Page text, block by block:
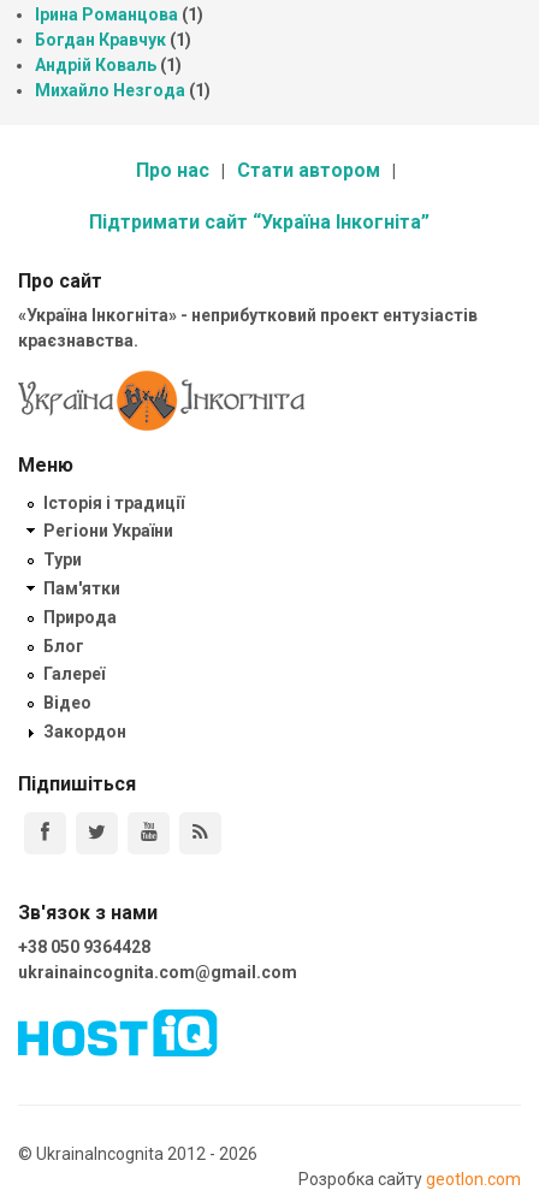
Ірина Романцова (1)
Богдан Кравчук (1)
Андрій Коваль (1)
Михайло Незгода (1)
Про нас Стати автором
Підтримати сайт “Україна Інкогніта”
Про сайт
«Україна Інкогніта» - неприбутковий проект ентузіастів
краєзнавства.
Меню
Історія і традиції
Регіони України
Тури
Пам'ятки
Природа
Блог
Галереї
Відео
Закордон
Підпишіться
Зв'язок з нами
+38 050 9364428
ukrainaincognita.com@gmail.com
© UkrainaIncognita 2012 - 2026
Розробка сайтуgeotlon.com